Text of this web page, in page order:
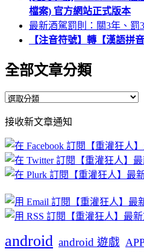
檔案) 官方網站正式版本
最新酒駕罰則：關3年、罰
【注音符號】轉【漢語拼
全部文章分類
全
文
章
分
類
接收新文章通知
android android 遊戲